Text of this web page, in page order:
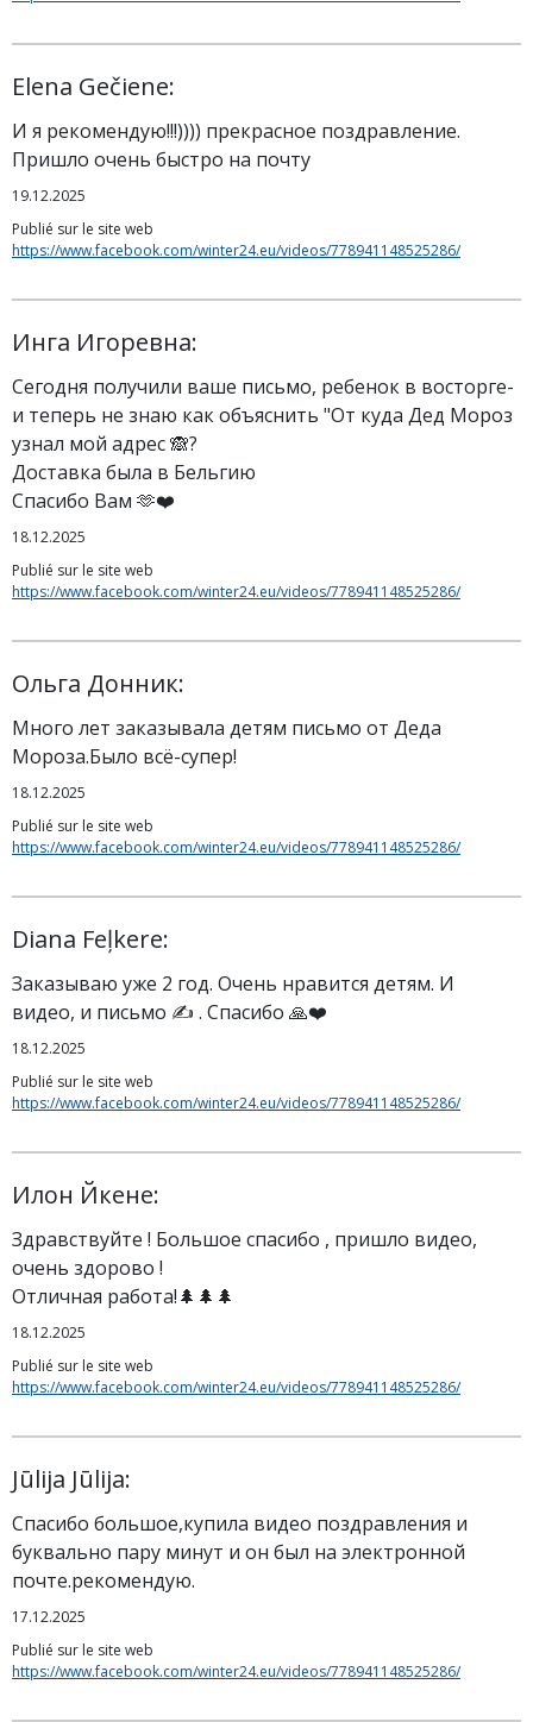
Elena Gečiene:
И я рекомендую!!!)))) прекрасное поздравление.
Пришло очень быстро на почту
19.12.2025
Publié sur le site web
https://www.facebook.com/winter24.eu/videos/778941148525286/
Инга Игоревна:
Сегодня получили ваше письмо, ребенок в восторге-
и теперь не знаю как объяснить "От куда Дед Мороз
узнал мой адрес 🙈?
Доставка была в Бельгию
Спасибо Вам 🫶❤️
18.12.2025
Publié sur le site web
https://www.facebook.com/winter24.eu/videos/778941148525286/
Ольга Донник:
Много лет заказывала детям письмо от Деда
Мороза.Было всё-супер!
18.12.2025
Publié sur le site web
https://www.facebook.com/winter24.eu/videos/778941148525286/
Diana Feļkere:
Заказываю уже 2 год. Очень нравится детям. И
видео, и письмо ✍️ . Спасибо 🙏❤️
18.12.2025
Publié sur le site web
https://www.facebook.com/winter24.eu/videos/778941148525286/
Илон Йкене:
Здравствуйте ! Большое спасибо , пришло видео,
очень здорово !
Отличная работа!🌲🌲🌲
18.12.2025
Publié sur le site web
https://www.facebook.com/winter24.eu/videos/778941148525286/
Jūlija Jūlija:
Спасибо большое,купила видео поздравления и
буквально пару минут и он был на электронной
почте.рекомендую.
17.12.2025
Publié sur le site web
https://www.facebook.com/winter24.eu/videos/778941148525286/